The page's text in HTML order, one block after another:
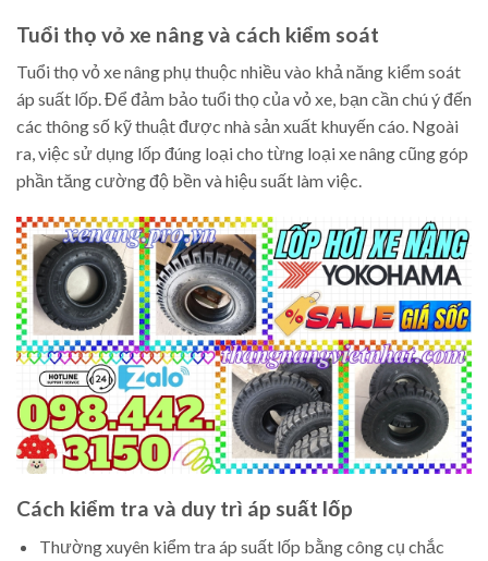
Tuổi thọ vỏ xe nâng và cách kiểm soát
Tuổi thọ vỏ xe nâng phụ thuộc nhiều vào khả năng kiểm soát
áp suất lốp. Để đảm bảo tuổi thọ của vỏ xe, bạn cần chú ý đến
các thông số kỹ thuật được nhà sản xuất khuyến cáo. Ngoài
ra, việc sử dụng lốp đúng loại cho từng loại xe nâng cũng góp
phần tăng cường độ bền và hiệu suất làm việc.
Cách kiểm tra và duy trì áp suất lốp
Thường xuyên kiểm tra áp suất lốp bằng công cụ chắc